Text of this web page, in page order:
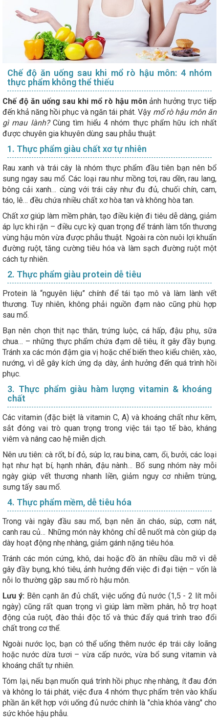
Chế độ ăn uống sau khi mổ rò hậu môn: 4 nhóm
thực phẩm không thể thiếu
Chế độ ăn uống sau khi mổ rò hậu môn ảnh hưởng trực tiếp
đến khả năng hồi phục và ngăn tái phát. Vậy mổ rò hậu môn ăn
gì mau lành?Cùng tìm hiểu 4 nhóm thực phẩm hữu ích nhất
được chuyên gia khuyên dùng sau phẫu thuật:
1. Thực phẩm giàu chất xơ tự nhiên
Rau xanh và trái cây là nhóm thực phẩm đầu tiên bạn nên bổ
sung ngay sau mổ. Các loại rau như mồng tơi, rau dền, rau lang,
bông cải xanh… cùng với trái cây như đu đủ, chuối chín, cam,
táo, lê… đều chứa nhiều chất xơ hòa tan và không hòa tan.
Chất xơ giúp làm mềm phân, tạo điều kiện đi tiêu dễ dàng, giảm
áp lực khi rặn – điều cực kỳ quan trọng để tránh làm tổn thương
vùng hậu môn vừa được phẫu thuật. Ngoài ra còn nuôi lợi khuẩn
đường ruột, tăng cường tiêu hóa và làm sạch đường ruột một
cách tự nhiên.
2. Thực phẩm giàu protein dễ tiêu
Protein là “nguyên liệu” chính để tái tạo mô và làm lành vết
thương. Tuy nhiên, không phải nguồn đạm nào cũng phù hợp
sau mổ.
Bạn nên chọn thịt nạc thăn, trứng luộc, cá hấp, đậu phụ, sữa
chua… – những thực phẩm chứa đạm dễ tiêu, ít gây đầy bụng.
Tránh xa các món đậm gia vị hoặc chế biến theo kiểu chiên, xào,
nướng, vì dễ gây kích ứng dạ dày, ảnh hưởng đến quá trình hồi
phục.
3. Thực phẩm giàu hàm lượng vitamin & khoáng
chất
Các vitamin (đặc biệt là vitamin C, A) và khoáng chất như kẽm,
sắt đóng vai trò quan trọng trong việc tái tạo tế bào, kháng
viêm và nâng cao hệ miễn dịch.
Nên ưu tiên: cà rốt, bí đỏ, súp lơ, rau bina, cam, ổi, bưởi, các loại
hạt như hạt bí, hạnh nhân, đậu nành… Bổ sung nhóm này mỗi
ngày giúp vết thương nhanh liền, giảm nguy cơ nhiễm trùng,
sưng tấy sau mổ.
4. Thực phẩm mềm, dễ tiêu hóa
Trong vài ngày đầu sau mổ, bạn nên ăn cháo, súp, cơm nát,
canh rau củ… Những món này không chỉ dễ nuốt mà còn giúp dạ
dày hoạt động nhẹ nhàng, giảm gánh nặng tiêu hóa.
Tránh các món cứng, khô, dai hoặc đồ ăn nhiều dầu mỡ vì dễ
gây đầy bụng, khó tiêu, ảnh hưởng đến việc đi đại tiện – vốn là
nỗi lo thường gặp sau mổ rò hậu môn.
Lưu ý:Bên cạnh ăn đủ chất, việc uống đủ nước (1,5 - 2 lít mỗi
ngày) cũng rất quan trọng vì giúp làm mềm phân, hỗ trợ hoạt
động của ruột, đào thải độc tố và thúc đẩy quá trình trao đổi
chất trong cơ thể.
Ngoài nước lọc, bạn có thể uống thêm nước ép trái cây loãng
hoặc nước dừa tươi – vừa cấp nước, vừa bổ sung vitamin và
khoáng chất tự nhiên.
Tóm lại, nếu bạn muốn quá trình hồi phục nhẹ nhàng, ít đau đớn
và không lo tái phát, việc đưa 4 nhóm thực phẩm trên vào khẩu
phần ăn kết hợp với uống đủ nước chính là "chìa khóa vàng" cho
sức khỏe hậu phẫu.